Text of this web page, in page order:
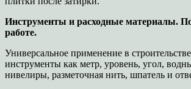
Инструменты и расходные материалы.
работе.
Универсальное применение в
инструменты как метр, уровень, угол,
нивелиры, разметочная нить, шпатель и